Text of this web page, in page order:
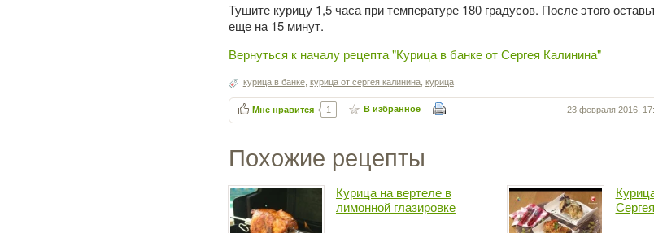
Тушите курицу 1,5 часа при температуре 180 градусов. После этого
еще на 15 минут.
Вернуться к началу рецепта "Курица в банке от Сергея Калинина"
курица в банке, курица от сергея калинина, курица
23 февраля 2016,
Мне нравится 1 В избранное
Похожие рецепты
Курица на вертеле в
лимонной глазировке